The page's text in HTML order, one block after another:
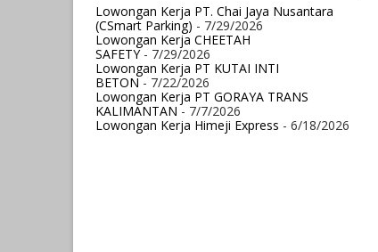
Lowongan Kerja PT. Chai Jaya Nusantara
(CSmart Parking) - 7/29/2026
Lowongan Kerja CHEETAH
SAFETY- 7/29/2026
Lowongan Kerja PT KUTAI INTI
BETON- 7/22/2026
Lowongan Kerja PT GORAYA TRANS
KALIMANTAN- 7/7/2026
Lowongan Kerja Himeji Express - 6/18/2026